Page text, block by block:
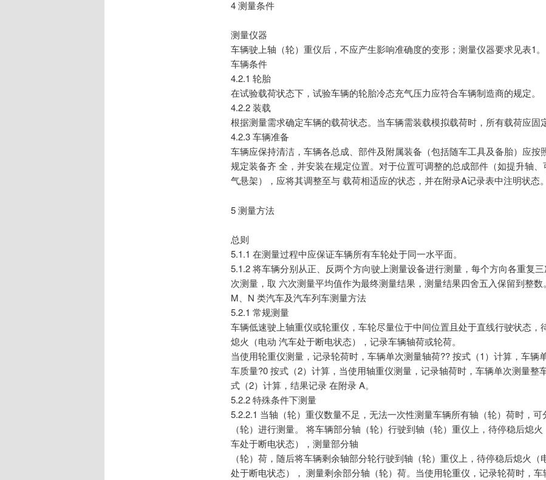
4 测量条件
测量仪器
车辆驶上轴（轮）重仪后，不应产生影响准确度的变形；测量仪器要求见表1。
车辆条件
4.2.1 轮胎
在试验载荷状态下，试验车辆的轮胎冷态充气压力应符合车辆制造商的规定。
4.2.2 装载
根据测量需求确定车辆的载荷状态。当车辆需装载模拟载荷时，所有载荷应固
4.2.3 车辆准备
车辆应保持清洁，车辆各总成、部件及附属装备（包括随车工具及备胎）应按
规定装备齐 全，并安装在规定位置。对于位置可调整的总成部件（如提升轴、
气悬架），应将其调整至与 载荷相适应的状态，并在附录A记录表中注明状态。
5 测量方法
总则
5.1.1 在测量过程中应保证车辆所有车轮处于同一水平面。
5.1.2 将车辆分别从正、反两个方向驶上测量设备进行测量，每个方向各重复
次测量，取 六次测量平均值作为最终测量结果，测量结果四舍五入保留到整数。
M、N 类汽车及汽车列车测量方法
5.2.1 常规测量
车辆低速驶上轴重仪或轮重仪，车轮尽量位于中间位置且处于直线行驶状态，
熄火（电动 汽车处于断电状态），记录车辆轴荷或轮荷。
当使用轮重仪测量，记录轮荷时，车辆单次测量轴荷?? 按式（1）计算，车辆
车质量?0 按式（2）计算，当使用轴重仪测量，记录轴荷时，车辆单次测量整
式（2）计算，结果记录 在附录 A。
5.2.2 特殊条件下测量
5.2.2.1 当轴（轮）重仪数量不足，无法一次性测量车辆所有轴（轮）荷时，可
（轮）进行测量。 将车辆部分轴（轮）行驶到轴（轮）重仪上，待停稳后熄
车处于断电状态），测量部分轴
（轮）荷，随后将车辆剩余轴部分轮行驶到轴（轮）重仪上，待停稳后熄火（
处于断电状态）， 测量剩余部分轴（轮）荷。当使用轮重仪，记录轮荷时，车